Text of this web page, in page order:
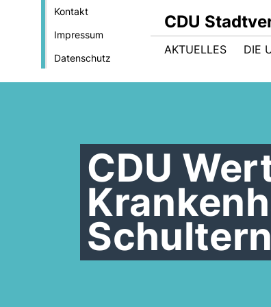
Kontakt
Impressum
Datenschutz
CDU
AKTUELLES DIE
CDU